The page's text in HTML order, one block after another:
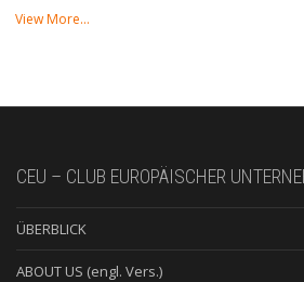
View More…
CEU – CLUB EUROPÄISCHER
ÜBERBLICK
ABOUT US (engl. Vers.)